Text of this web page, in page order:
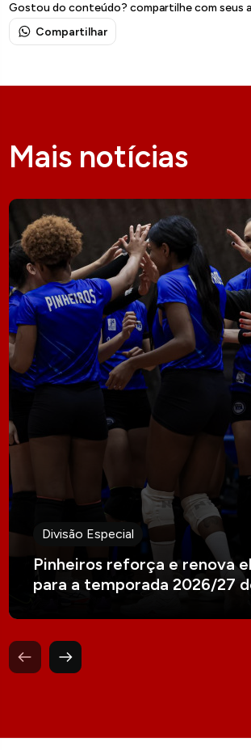
Gostou do conteúdo? compartilhe com seus
Compartilhar
Mais notícias
Divisão Especial
Pinheiros reforça e renova
para a temporada 2026/27